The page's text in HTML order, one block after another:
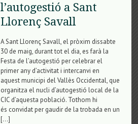
l’autogestió a Sant
Llorenç Savall
A Sant Llorenç Savall, el pròxim dissabte
30 de maig, durant tot el dia, es farà la
Festa de l’autogestió per celebrar el
primer any d’activitat i intercanvi en
aquest municipi del Vallès Occidental, que
organitza el nucli d’autogestió local de la
CIC d’aquesta població. Tothom hi
és convidat per gaudir de la trobada en un
[…]